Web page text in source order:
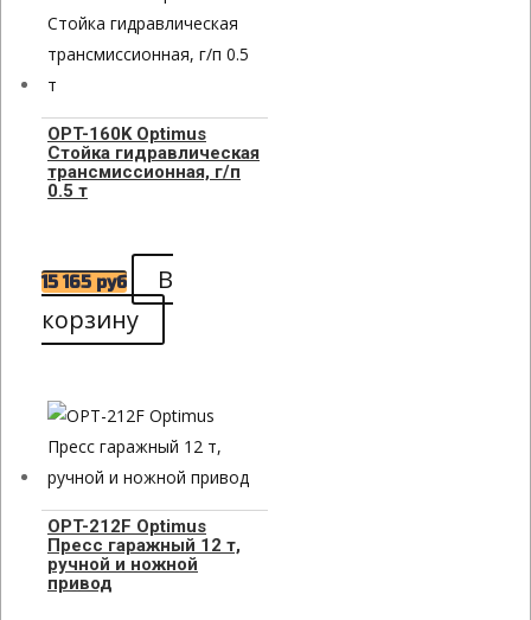
OPT-160K Optimus
Стойка гидравлическая
трансмиссионная, г/п
0.5 т
15 165 руб
В
корзину
OPT-212F Optimus
Пресс гаражный 12 т,
ручной и ножной
привод